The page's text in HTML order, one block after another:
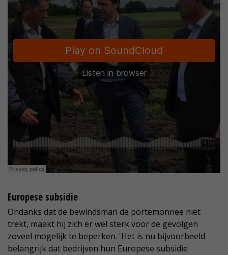
Europese subsidie
Ondanks dat de bewindsman de portemonnee niet
trekt, maakt hij zich er wel sterk voor de gevolgen
zoveel mogelijk te beperken. 'Het is nu bijvoorbeeld
belangrijk dat bedrijven hun Europese subsidie